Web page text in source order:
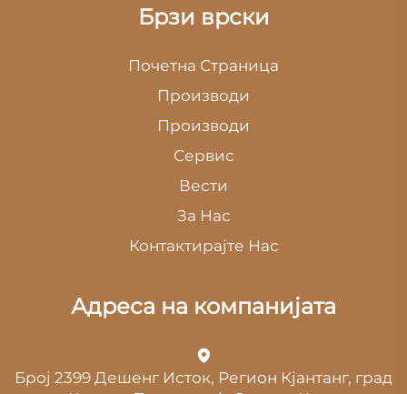
Брзи врски
Почетна Страница
Производи
Производи
Сервис
Вести
За Нас
Контактирајте Нас
Адреса на компанијата
Број 2399 Дешенг Исток, Регион Кјантанг, град